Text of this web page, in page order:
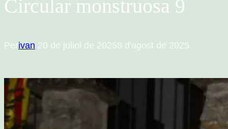
Circular monstruosa 9
Perivan 20 de juliol de 20258 d'agost de 2025